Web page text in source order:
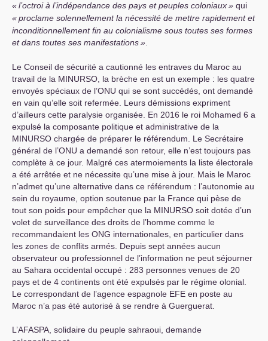
«l’octroi à l’indépendance des pays et peuples coloniaux» qui
«proclame solennellement la nécessité de mettre rapidement et
inconditionnellement fin au colonialisme sous toutes ses formes
et dans toutes ses manifestations»
Le Conseil de sécurité a cautionné les entraves du Maroc au
travail de la MINURSO , la brèche en est un exemple : les quatre
envoyés spéciaux de l’ONU qui se sont succédés, ont demandé
en vain qu’elle soit refermée. Leurs démissions expriment
d’ailleurs cette paralysie organisée. En 2016 le roi Mohamed 6 a
expulsé la composante politique et administrative de la
MINURSO chargée de préparer le référendum. Le Secrétaire
général de l’ONU a demandé son retour, elle n’est toujours pas
complète à ce jour. Malgré ces atermoiements la liste électorale
a été arrêtée et ne nécessite qu’une mise à jour. Mais le Maroc
n’admet qu’une alternative dans ce référendum : l’autonomie au
sein du royaume, option soutenue par la France qui pèse de
tout son poids pour empêcher que la MINURSO soit dotée d’un
volet de surveillance des droits de l’homme comme le
recommandaient les ONG internationales, en particulier dans
les zones de conflits armés. Depuis sept années aucun
observateur ou professionnel de l’information ne peut séjourner
au Sahara occidental occupé : 283 personnes venues de 20
pays et de 4 continents ont été expulsés par le régime olonial.
Le correspondant de l’agence espagnole EFE en poste au
Maroc n’a pas été autorisé à se rendre à Guerguerat.
L’AFASPA , solidaire du peuple sahraoui, demande